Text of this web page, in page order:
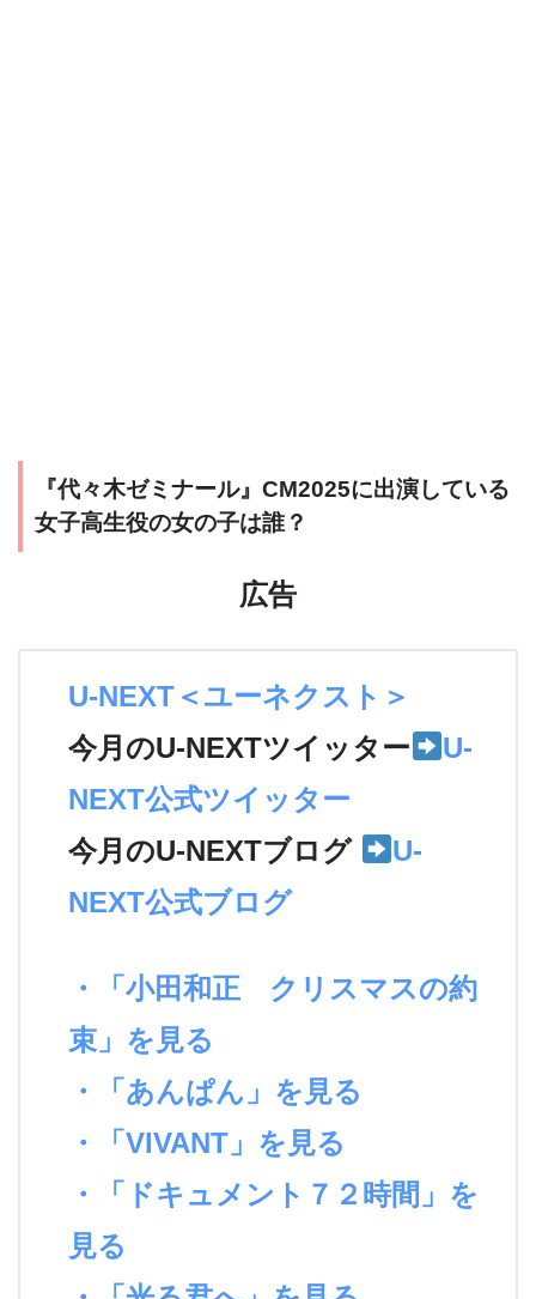
『代々木ゼミナール』CM2025に出演している
女子高生役の女の子は誰？
広告
U-NEXT＜ユーネクスト＞
今月のU-NEXTツイッター
U-
NEXT公式ツイッター
今月のU-NEXTブログ
U-
NEXT公式ブログ
・「小田和正 クリスマスの約
束」を見る
・「あんぱん」を見る
・「VIVANT」を見る
・「ドキュメント７２時間」を
見る